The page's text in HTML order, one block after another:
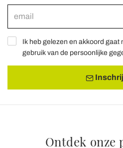
Ik heb gelezen en akkoord gaat
gebruik van de persoonlijke
Ontdek onze